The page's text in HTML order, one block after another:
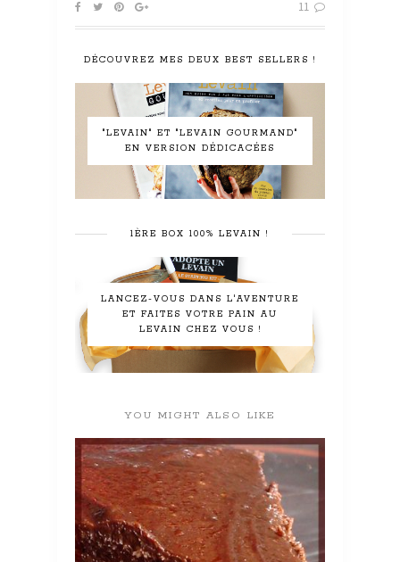
11
DÉCOUVREZ MES DEUX BEST SELLERS !
"LEVAIN" ET "LEVAIN GOURMAND"
EN VERSION DÉDICACÉES
1ÈRE BOX 100% LEVAIN !
LANCEZ-VOUS DANS L'AVENTURE
ET FAITES VOTRE PAIN AU
LEVAIN CHEZ VOUS !
YOU MIGHT ALSO LIKE